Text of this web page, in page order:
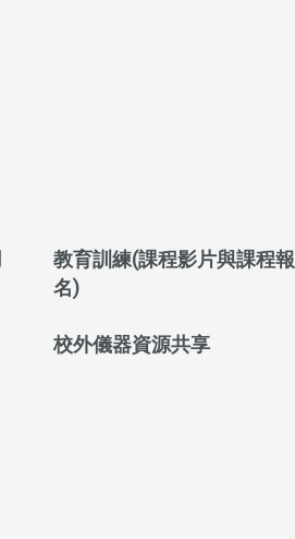
教育訓練(課程影片與課程報
名)
校外儀器資源共享